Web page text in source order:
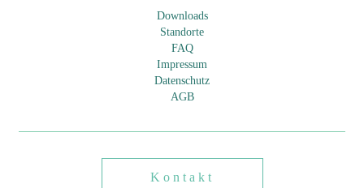
Downloads
Standorte
FAQ
Impressum
Datenschutz
AGB
Kontakt